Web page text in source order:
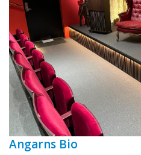
Angarns Bio